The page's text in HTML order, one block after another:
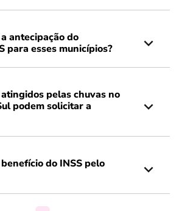
antecipação do
para esses municípios?
pelas chuvas no
podem solicitar a
do INSS pelo